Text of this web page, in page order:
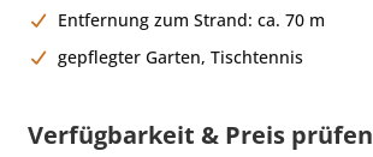
Entfernung zum Strand: ca. 70 m
gepflegter Garten, Tischtennis
Verfügbarkeit & Preis prüfen